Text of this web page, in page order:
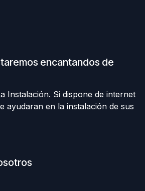
encantandos de
Instalación. Si dispone de internet
ayudaran en la instalación de sus